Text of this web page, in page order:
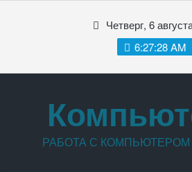
Четверг, 6
6:27:29 AM
РАБОТА С КОМПЬЮТЕРОМ